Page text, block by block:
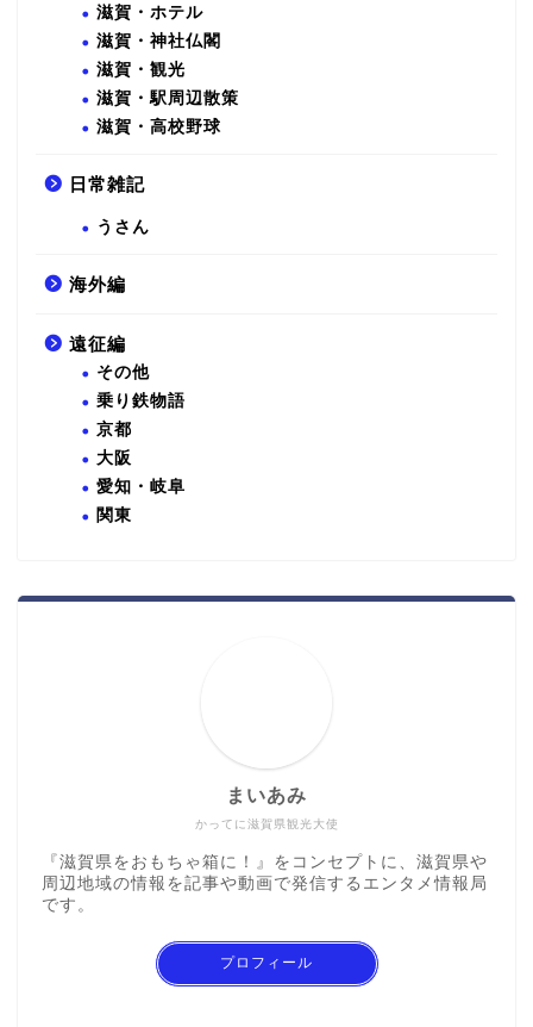
滋賀・ホテル
滋賀・神社仏閣
滋賀・観光
滋賀・駅周辺散策
滋賀・高校野球
日常雑記
うさん
海外編
遠征編
その他
乗り鉄物語
京都
大阪
愛知・岐阜
関東
かってに滋賀県観光大使
まいあみ
『滋賀県をおもちゃ箱に！』をコンセプトに、滋賀県や
周辺地域の情報を記事や動画で発信するエンタメ情報局
です。
プロフィール